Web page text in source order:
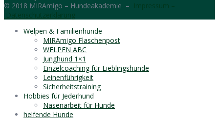
© 2018 MIRAmigo – Hundeakademie – Impressum –
Datenschutzerklärung
Welpen & Familienhunde
MIRAmigo Flaschenpost
WELPEN ABC
Junghund 1×1
Einzelcoaching für Lieblingshunde
Leinenführigkeit
Sicherheitstraining
Hobbies für Jederhund
Nasenarbeit für Hunde
helfende Hunde